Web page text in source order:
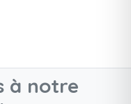
à notre